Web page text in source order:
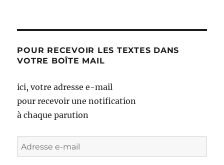
POUR RECEVOIR LES TEXTES DANS
VOTRE BOÎTE MAIL
ici, votre adresse e-mail
pour recevoir une notification
à chaque parution
Adresse
e-